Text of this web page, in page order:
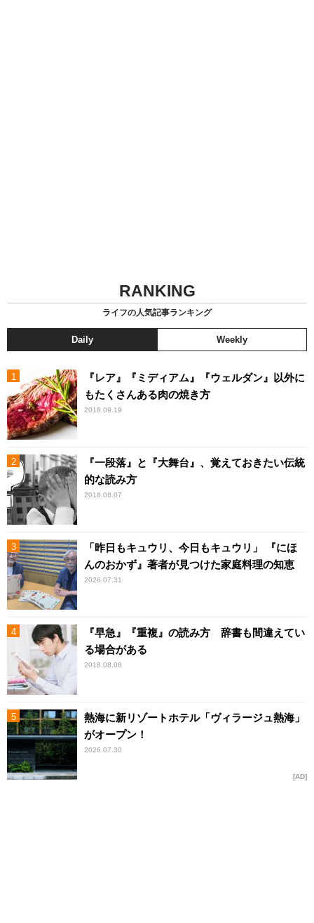
RANKING
ライフの人気記事ランキング
Daily Weekly
『レア』『ミディアム』『ウェルダン』以外に
もたくさんある肉の焼き方
2018.09.19
『一段落』と『大舞台』、覚えておきたい伝統
的な読み方
2018.08.07
「昨日もキュウリ、今日もキュウリ」 『にほ
んのおかず』著者が見つけた家庭料理の知恵
2026.07.31
『早急』『重複』の読み方 辞書も間違えてい
る場合がある
2018.08.08
熱海に新リゾートホテル「ヴィラージュ熱海」
がオープン！
2026.07.30
AD